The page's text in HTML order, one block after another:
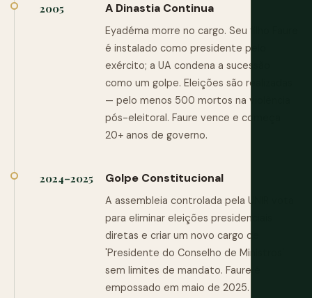
2005 A Dinastia Continua
Eyadéma morre no cargo. Seu filho Faure
é instalado como presidente pelo
exército; a UA condena a sucessão
como um golpe. Eleições são realizadas
— pelo menos 500 mortos na violência
pós-eleitoral. Faure vence e começa
20+ anos de governo.
2024–2025 Golpe Constitucional
A assembleia controlada pela UNIR vota
para eliminar eleições presidenciais
diretas e criar um novo cargo de
'Presidente do Conselho de Ministros'
sem limites de mandato. Faure é
empossado em maio de 2025.